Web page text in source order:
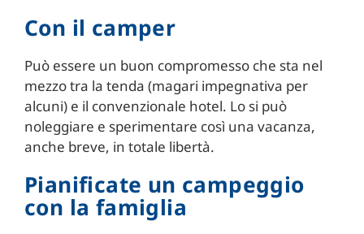
Con il camper
Può essere un buon compromesso che sta nel
mezzo tra la tenda (magari impegnativa per
alcuni) e il convenzionale hotel. Lo si può
noleggiare e sperimentare così una vacanza,
anche breve, in totale libertà.
Pianificate un campeggio
con la famiglia